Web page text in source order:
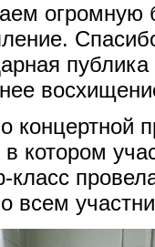
огромную
концертной
котором
класс
всем